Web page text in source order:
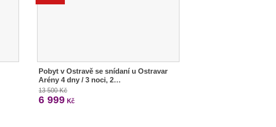
Pobyt v Ostravě se snídaní u Ostravar
Arény 4 dny / 3 noci, 2…
13 500 Kč
6 999 Kč